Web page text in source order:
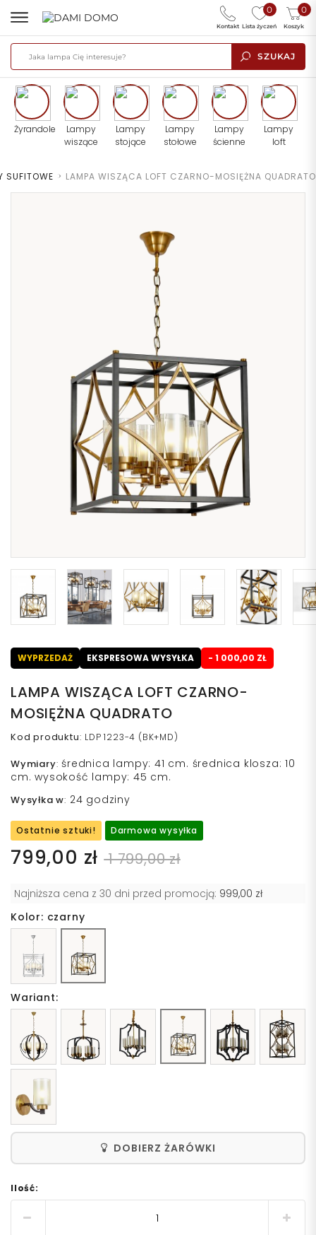
SZUKAJ
0
Lista życzeń
0
Koszyk
Kontakt
Żyrandole
Lampy
wiszące
Lampy
stojące
Lampy
stołowe
Lampy
ścienne
Lampy
loft
SUFITOWE > LAMPA WISZĄCA LOFT CZARNO-MOSIĘŻNA QUADRATO
WYPRZEDAŻ EKSPRESOWA WYSYŁKA - 1 000,00 ZŁ
LAMPA WISZĄCA LOFT CZARNO-
MOSIĘŻNA QUADRATO
Kod produktu: LDP 1223-4 (BK+MD)
Wymiary: średnica lampy: 41 cm. średnica klosza: 10
cm. wysokość lampy: 45 cm.
Wysyłka w: 24 godziny
Ostatnie sztuki! Darmowa wysyłka
799,00 zł 1 799,00 zł
Najniższa cena z 30 dni przed promocją: 999,00 zł
Kolor: czarny
Wariant:
DOBIERZ ŻARÓWKI
Ilość: